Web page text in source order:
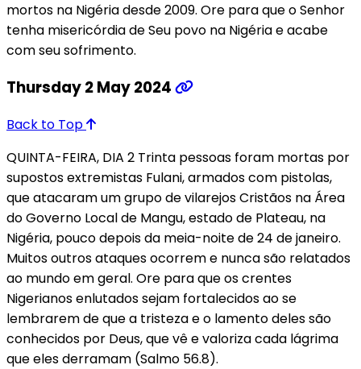
mortos na Nigéria desde 2009. Ore para que o Senhor
tenha misericórdia de Seu povo na Nigéria e acabe
com seu sofrimento.
Thursday 2 May 2024
Back to Top
QUINTA-FEIRA, DIA 2 Trinta pessoas foram mortas por
supostos extremistas Fulani, armados com pistolas,
que atacaram um grupo de vilarejos Cristãos na Área
do Governo Local de Mangu, estado de Plateau, na
Nigéria, pouco depois da meia-noite de 24 de janeiro.
Muitos outros ataques ocorrem e nunca são relatados
ao mundo em geral. Ore para que os crentes
Nigerianos enlutados sejam fortalecidos ao se
lembrarem de que a tristeza e o lamento deles são
conhecidos por Deus, que vê e valoriza cada lágrima
que eles derramam (Salmo 56.8).